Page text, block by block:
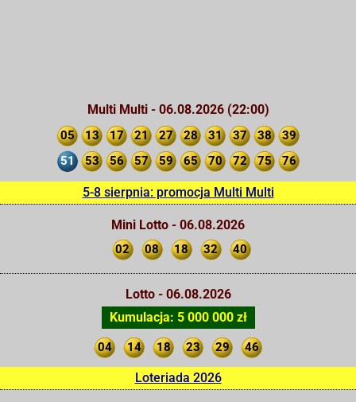
Multi Multi - 06.08.2026 (22:00)
05 13 17 21 27 28 31 37 38
39
51
53 56 57 59 65 70 72 75 76
5-8 sierpnia: promocja Multi Multi
Mini Lotto - 06.08.2026
02 08 18 32 40
Lotto - 06.08.2026
Kumulacja: 5 000 000 zł
04 14 18 23 29 46
Loteriada 2026